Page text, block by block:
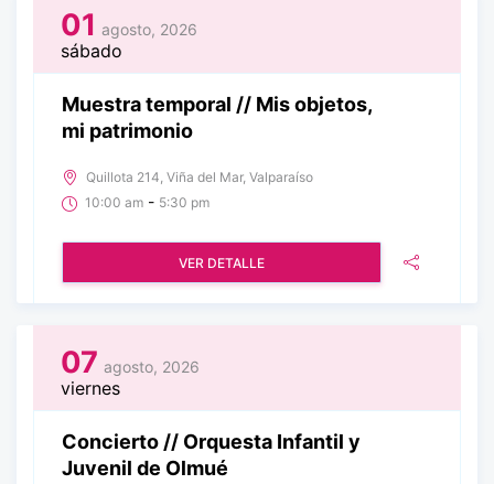
01 agosto, 2026
sábado
Muestra temporal // Mis objetos,
mi patrimonio
Quillota 214, Viña del Mar, Valparaíso
10:00 am - 5:30 pm
VER DETALLE
07 agosto, 2026
viernes
Concierto // Orquesta Infantil y
Juvenil de Olmué